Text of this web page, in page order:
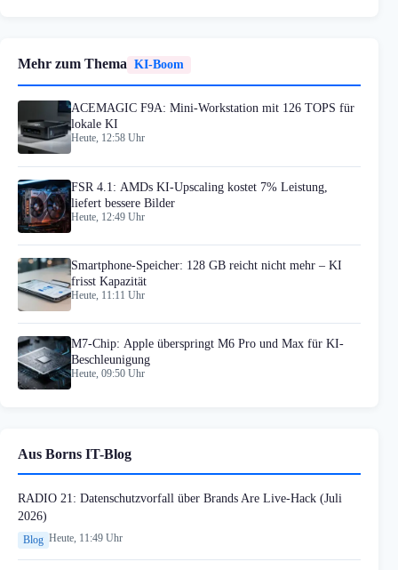
Mehr zum Thema KI-Boom
ACEMAGIC F9A: Mini-Workstation mit 126 TOPS für
lokale KI
Heute, 12:58 Uhr
FSR 4.1: AMDs KI-Upscaling kostet 7% Leistung,
liefert bessere Bilder
Heute, 12:49 Uhr
Smartphone-Speicher: 128 GB reicht nicht mehr – KI
frisst Kapazität
Heute, 11:11 Uhr
M7-Chip: Apple überspringt M6 Pro und Max für KI-
Beschleunigung
Heute, 09:50 Uhr
Aus Borns IT-Blog
RADIO 21: Datenschutzvorfall über Brands Are Live-Hack (Juli
2026)
Blog Heute, 11:49 Uhr